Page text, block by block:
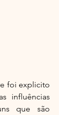
foi explicito
influências
que são